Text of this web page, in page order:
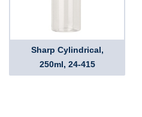
Sharp Cylindrical,
250ml, 24-415